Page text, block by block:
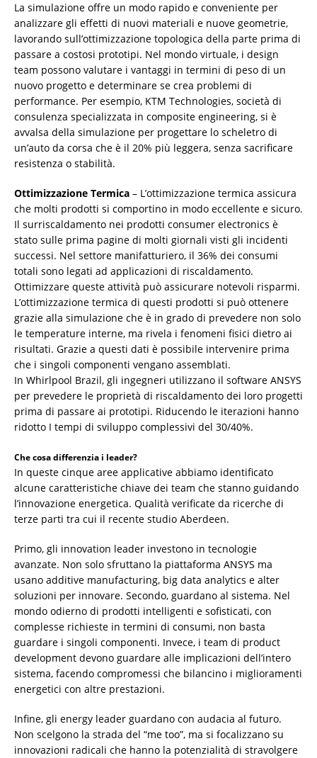
La simulazione offre un modo rapido e conveniente per
analizzare gli effetti di nuovi materiali e nuove geometrie,
lavorando sull’ottimizzazione topologica della parte prima di
passare a costosi prototipi. Nel mondo virtuale, i design
team possono valutare i vantaggi in termini di peso di un
nuovo progetto e determinare se crea problemi di
performance. Per esempio, KTM Technologies, società di
consulenza specializzata in composite engineering, si è
avvalsa della simulazione per progettare lo scheletro di
un’auto da corsa che è il 20% più leggera, senza sacrificare
resistenza o stabilità.
Ottimizzazione Termica – L’ottimizzazione termica assicura
che molti prodotti si comportino in modo eccellente e sicuro.
Il surriscaldamento nei prodotti consumer electronics è
stato sulle prima pagine di molti giornali visti gli incidenti
successi. Nel settore manifatturiero, il 36% dei consumi
totali sono legati ad applicazioni di riscaldamento.
Ottimizzare queste attività può assicurare notevoli risparmi.
L’ottimizzazione termica di questi prodotti si può ottenere
grazie alla simulazione che è in grado di prevedere non solo
le temperature interne, ma rivela i fenomeni fisici dietro ai
risultati. Grazie a questi dati è possibile intervenire prima
che i singoli componenti vengano assemblati.
In Whirlpool Brazil, gli ingegneri utilizzano il software ANSYS
per prevedere le proprietà di riscaldamento dei loro progetti
prima di passare ai prototipi. Riducendo le iterazioni hanno
ridotto I tempi di sviluppo complessivi del 30/40%.
Che cosa differenzia i leader?
In queste cinque aree applicative abbiamo identificato
alcune caratteristiche chiave dei team che stanno guidando
l’innovazione energetica. Qualità verificate da ricerche di
terze parti tra cui il recente studio Aberdeen.
Primo, gli innovation leader investono in tecnologie
avanzate. Non solo sfruttano la piattaforma ANSYS ma
usano additive manufacturing, big data analytics e alter
soluzioni per innovare. Secondo, guardano al sistema. Nel
mondo odierno di prodotti intelligenti e sofisticati, con
complesse richieste in termini di consumi, non basta
guardare i singoli componenti. Invece, i team di product
development devono guardare alle implicazioni dell’intero
sistema, facendo compromessi che bilancino i miglioramenti
energetici con altre prestazioni.
Infine, gli energy leader guardano con audacia al futuro.
Non scelgono la strada del “me too”, ma si focalizzano su
innovazioni radicali che hanno la potenzialità di stravolgere